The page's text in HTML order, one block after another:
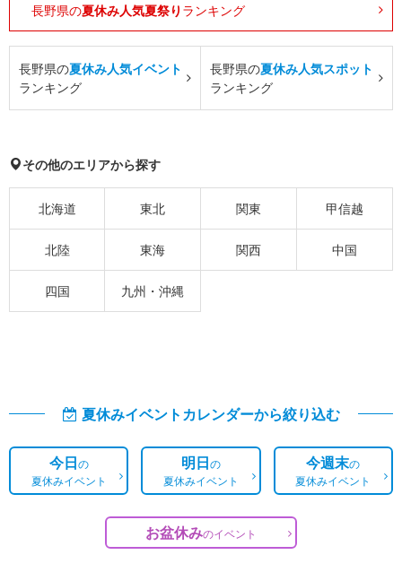
長野県の夏休み人気夏祭り ランキング
長野県の夏休み人気イベント
ランキング
長野県の夏休み人気スポット
ランキング
その他のエリアから探す
北海道 東北 関東 甲信越
北陸 東海 関西 中国
四国 九州・沖縄
夏休みイベントカレンダーから絞り込む
今日の
夏休みイベント
明日の
夏休みイベント
今週末の
夏休みイベント
お盆休みのイベント